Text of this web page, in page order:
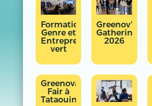
Formation
Genre et
Entrepreneuriat
vert
Greenov’i
Gathering
2026
Greenovation
Fair à
Tataouine